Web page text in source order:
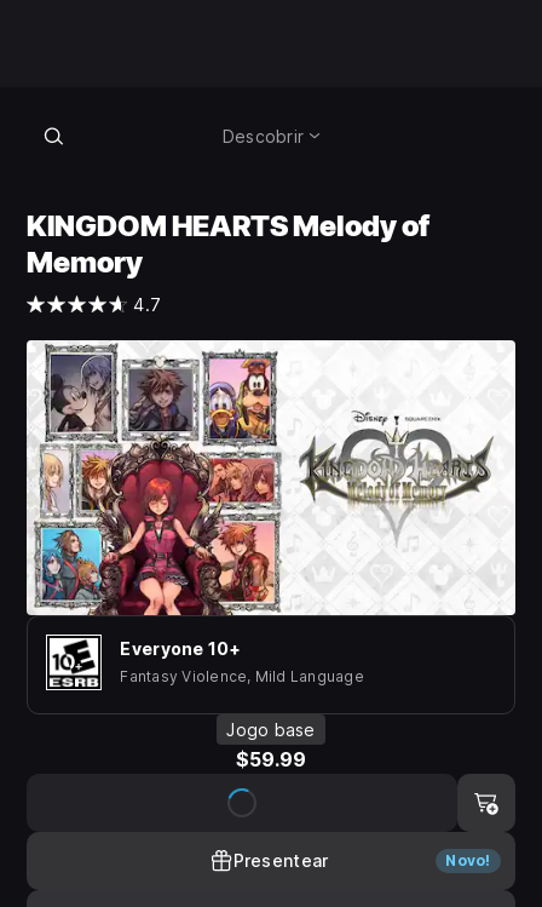
Descobrir
KINGDOM HEARTS Melody of
Memory
4.7
Everyone 10+
Fantasy Violence, Mild Language
Jogo base
$59.99
Presentear Novo!